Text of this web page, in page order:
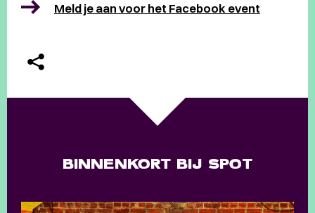
Meld je aan voor het Facebook event
BINNENKORT BIJ SPOT